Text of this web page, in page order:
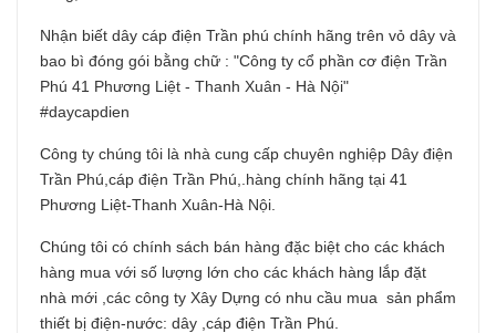
Nhận biết dây cáp điện Trần phú chính hãng trên vỏ dây và
bao bì đóng gói bằng chữ : "Công ty cổ phần cơ điện Trần
Phú 41 Phương Liệt - Thanh Xuân - Hà Nội"
#daycapdien
Công ty chúng tôi là nhà cung cấp chuyên nghiệp Dây điện
Trần Phú,cáp điện Trần Phú,.hàng chính hãng tại 41
Phương Liệt-Thanh Xuân-Hà Nội.
Chúng tôi có chính sách bán hàng đặc biệt cho các khách
hàng mua với số lượng lớn cho các khách hàng lắp đặt
nhà mới ,các công ty Xây Dựng có nhu cầu mua sản phẩm
thiết bị điện-nước: dây ,cáp điện Trần Phú.